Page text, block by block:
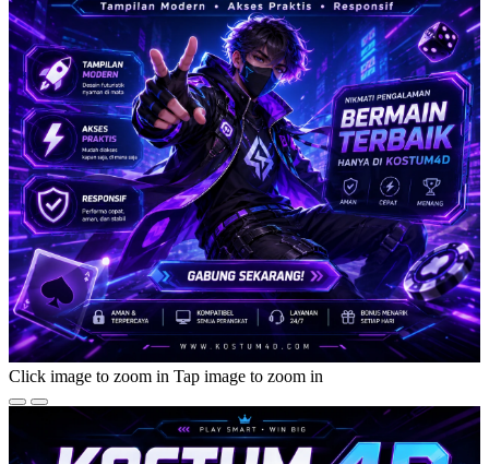
Click image to zoom in Tap image to zoom in